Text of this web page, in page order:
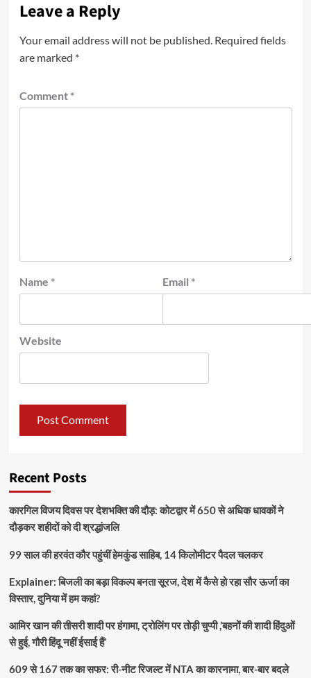
Leave a Reply
Your email address will not be published. Required fields
are marked *
Comment *
Name * Email *
Website
Recent Posts
कारगिल विजय दिवस पर देशभक्ति की दौड़: कोटद्वार में 650 से अधिक धावकों ने
दौड़कर शहीदों को दी श्रद्धांजलि
99 साल की हरवंत कौर पहुंचीं हेमकुंड साहिब, 14 किलोमीटर पैदल चलकर
Explainer: बिजली का बड़ा विकल्प बनता सूरज, देश में कैसे हो रहा सौर ऊर्जा का
विस्तार, दुनिया में हम कहां?
आमिर खान की तीसरी शादी पर हंगामा, ट्रोलिंग पर तोड़ी चुप्पी ,’बहनों की शादी हिंदुओं
से हुई, गौरी हिंदू नहीं ईसाई हैं’
609 से 167 तक का सफर: री-नीट रिजल्ट में NTA का कारनामा, बार-बार बदले